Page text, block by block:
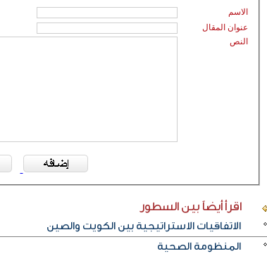
الاسم
عنوان المقال
النص
اقرأ أيضاً بين السطور
الاتفاقيات الاستراتيجية بين الكويت والصين
المنظومة الصحية